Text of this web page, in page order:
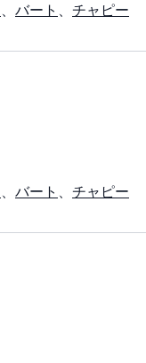
、 バート 、 チャピー
、 バート 、 チャピー